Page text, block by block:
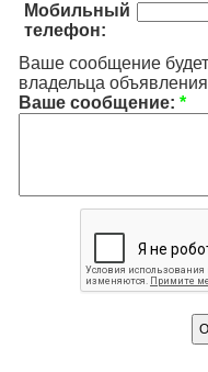
Мобильный
телефон:
Ваше сообщение
владельца
Ваше сообщение: *